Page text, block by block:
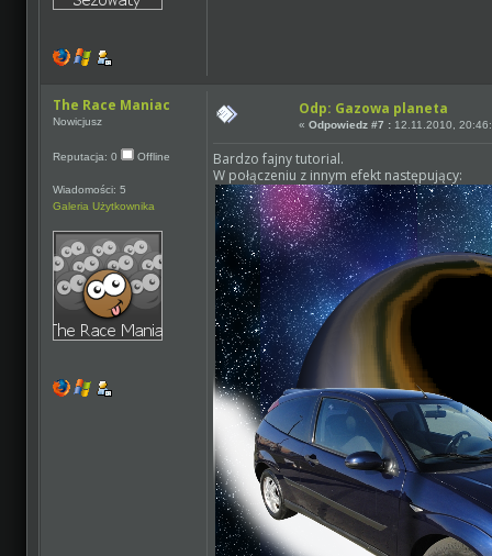
The Race Maniac
Nowicjusz
Reputacja: 0 Offline
Wiadomości: 5
Galeria Użytkownika
Odp: Gazowa planeta
«Odpowiedz #7 : 12.11.2010,
Bardzo fajny tutorial.
W połączeniu z innym efekt następujący: